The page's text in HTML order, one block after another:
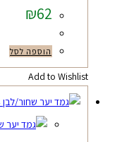
₪62
הוספה לסל
Add to Wishlist